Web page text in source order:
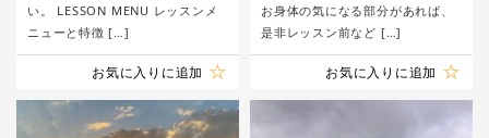
い。 LESSON MENU レッスンメ
ニューと特徴 […]
お気に入りに追加
お身体の気になる部分があれば、
是非レッスン前など […]
お気に入りに追加